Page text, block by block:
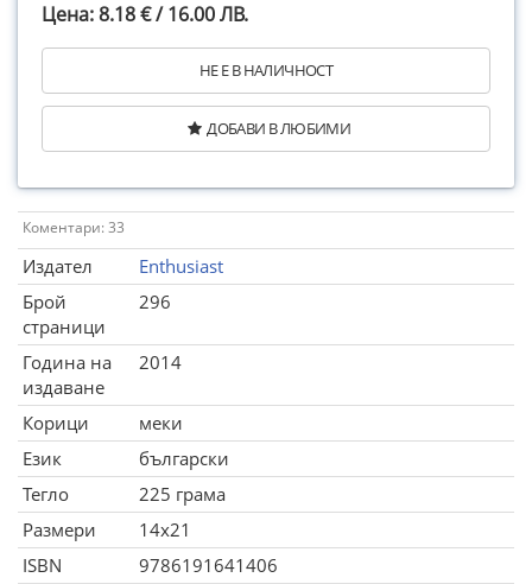
Цена: 8.18 € / 16.00 ЛВ.
НЕ Е В НАЛИЧНОСТ
ДОБАВИ В ЛЮБИМИ
Коментари: 33
Издател
Enthusiast
Брой
страници
296
Година на
издаване
2014
Корици
меки
Език
български
Тегло
225 грама
Размери
14x21
ISBN
9786191641406